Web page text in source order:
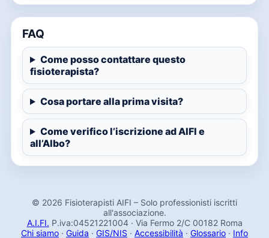
FAQ
Come posso contattare questo
fisioterapista?
Cosa portare alla prima visita?
Come verifico l’iscrizione ad AIFI e
all’Albo?
© 2026 Fisioterapisti AIFI – Solo professionisti iscritti
all'associazione.
A.I.FI. P.iva:04521221004 · Via Fermo 2/C 00182 Roma
Chi siamo · Guida · GIS/NIS · Accessibilità · Glossario · Info